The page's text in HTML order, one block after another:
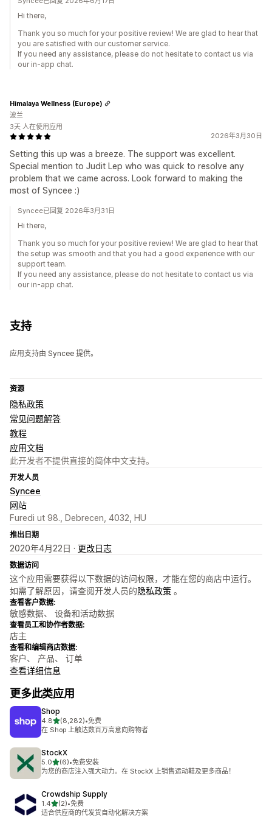
Hi there,
Thank you so much for your positive review! We are glad to hear that
you are satisfied with our customer service.
If you need any assistance, please do not hesitate to contact us via
our in-app chat.
2026年3月30日
Setting this up was a breeze. The support was excellent.
Special mention to Judit Lep who was quick to resolve any
problem that we came across. Look forward to making the
most of Syncee :)
Himalaya Wellness (Europe)
波兰
3天 人在使用应用
Syncee已回复 2026年3月31日
Hi there,
Thank you so much for your positive review! We are glad to hear that
the setup was smooth and that you had a good experience with our
support team.
If you need any assistance, please do not hesitate to contact us via
our in-app chat.
支持
应用支持由 Syncee 提供。
资源
隐私政策
常见问题解答
教程
应用文档
此开发者不提供直接的简体中文支持。
开发人员
Syncee
网站
Furedi ut 98., Debrecen, 4032, HU
推出日期
2020年4月22日 · 更改日志
数据访问
这个应用需要获得以下数据的访问权限，才能在您的商店中运行。
如需了解原因，请查阅开发人员的隐私政策 。
查看客户数据:
敏感数据、 设备和活动数据
查看员工和协作者数据:
店主
查看和编辑商店数据:
客户、 产品、 订单
查看详细信息
更多此类应用
Shop
4.8星（满分 5 星）
(8,282)
总共 8282 条评论
•免费
在 Shop 上触达数百万高意向购物者
StockX
5.0星（满分 5 星）
(6)
总共 6 条评论
•免费安装
为您的商店注入强大动力。在 StockX 上销售运动鞋及更多商品！
Crowdship Supply
1.4星（满分 5 星）
(2)
总共 2 条评论
•免费
适合供应商的代发货自动化解决方案